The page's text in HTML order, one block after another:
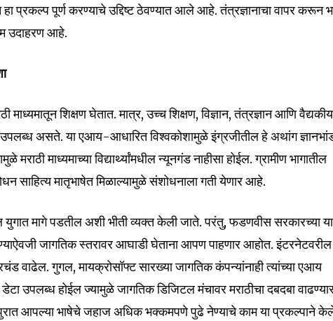
प्रकल्प पूर्ण करण्याचे उद्दिष्ट ठेवण्यात आले आहे. तंत्रज्ञानाचा वापर करून
उदाहरण आहे.
माध्यमातून शिक्षण घेतात. मात्र, उच्च शिक्षण, विज्ञान, तंत्रज्ञान आणि वैद्यकीय
उपलब्ध असते. या एआय-आधारित विश्वकोशामुळे इंग्रजीतील हे अथांग
मराठी माध्यमाच्या विद्यार्थ्यांमधील न्यूनगंड नाहीसा होईल. ग्रामीण भागातील
साहित्य मातृभाषेत मिळाल्यामुळे संशोधनाला गती येणार आहे.
युगात मागे पडतील अशी भीती व्यक्त केली जाते. परंतु, फडणवीस सरकारच्या या
जागतिक स्तरावर आघाडी घेताना आपण पाहणार आहोत. इंटरनेटवरील
वाढेल. गुगल, मायक्रोसॉफ्ट सारख्या जागतिक कंपन्यांनाही त्यांच्या एआय
उपलब्ध होईल ज्यामुळे जागतिक डिजिटल मंचावर मराठीचा दबदबा
आपल्या भाषेचे जहाज अधिक भक्कमपणे पुढे नेण्याचे काम या प्रकल्पाने